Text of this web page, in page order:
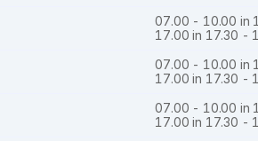
07.00 - 10.00 in
17.00 in 17.30 -
07.00 - 10.00 in
17.00 in 17.30 -
07.00 - 10.00 in
17.00 in 17.30 -